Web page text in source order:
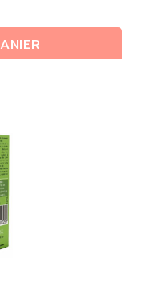
| 0 avis